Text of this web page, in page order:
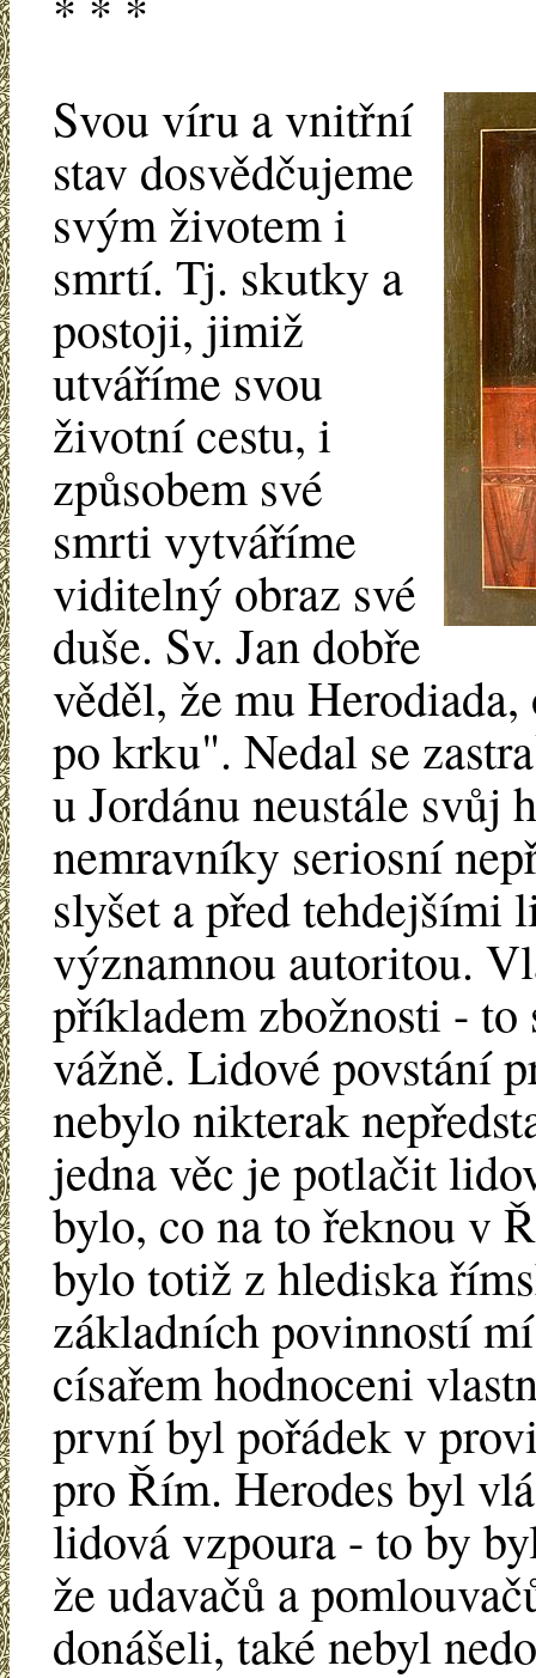
Svou víru a vnitřní
stav dosvědčujeme
svým životem i
smrtí. Tj. skutky a
postoji, jimiž
utváříme svou
životní cestu, i
způsobem své
smrti vytváříme
viditelný obraz své
duše. Sv. Jan dobře
věděl, že mu
po krku". Nedal se
u Jordánu neustále svůj
nemravníky seriosní
slyšet a před tehdejšími
významnou autoritou.
příkladem zbožnosti -
vážně. Lidové povstání
nebylo nikterak
jedna věc je potlačit
bylo, co na to řeknou v
bylo totiž z hlediska
základních povinností
císařem hodnoceni
první byl pořádek v
pro Řím. Herodes byl
lidová vzpoura - to by
že udavačů a
donášeli, také nebyl